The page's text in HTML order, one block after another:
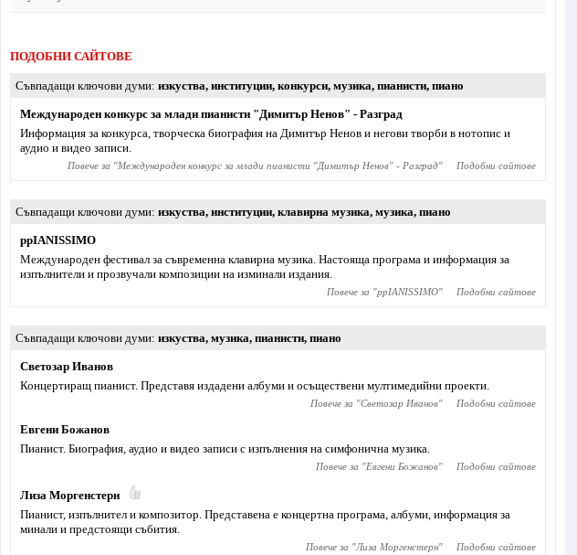
ПОДОБНИ САЙТОВЕ
Съвпадащи ключови думи изкуства, институции, конкурси, музика, пианисти, пиано
Международен конкурс за млади пианисти "Димитър Ненов" - Разград
Информация за конкурса, творческа биография на Димитър Ненов и негови творби в нотопис и
аудио и видео записи.
Повече за "Международен конкурс за млади пианисти "Димитър Ненов" - Разград" Подобни сайтове
Съвпадащи ключови думи изкуства, институции, клавирна музика, музика, пиано
ppIANISSIMO
Mеждународен фестивал за съвременна клавирна музика. Настояща програма и информация за
изпълнители и прозвучали композиции на изминали издания.
Повече за "ppIANISSIMO" Подобни сайтове
Съвпадащи ключови думи изкуства, музика, пианисти, пиано
Светозар Иванов
Концертиращ пианист. Представя издадени албуми и осъществени мултимедийни проекти.
Повече за "Светозар Иванов" Подобни сайтове
Евгени Божанов
Пианист. Биография, аудио и видео записи с изпълнения на симфонична музика.
Повече за "Евгени Божанов" Подобни сайтове
Лиза Моргенстерн
Пианист, изпълнител и композитор. Представена е концертна програма, албуми, информация за
минали и предстоящи събития.
Повече за "Лиза Моргенстерн" Подобни сайтове